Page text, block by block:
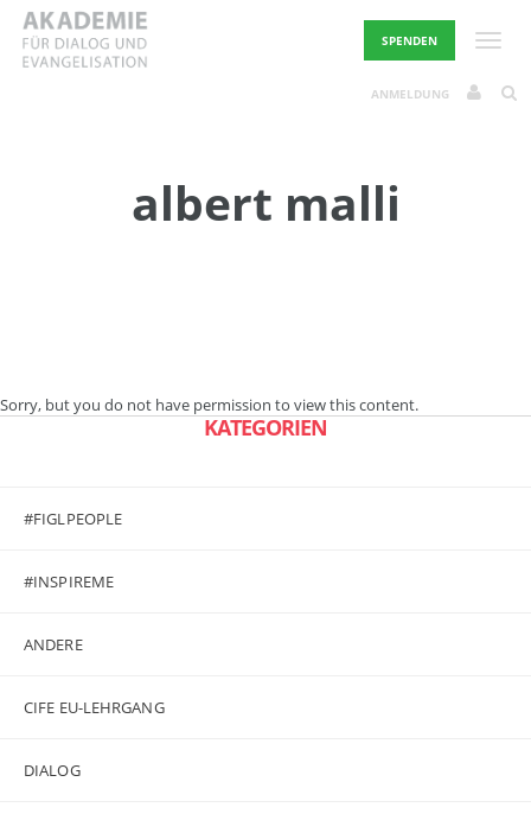
Skip
content
SPENDEN
ANMELDUNG
albert malli
Sorry, but you do not have permission to view this content.
KATEGORIEN
#FIGLPEOPLE
#INSPIREME
ANDERE
CIFE EU-LEHRGANG
DIALOG